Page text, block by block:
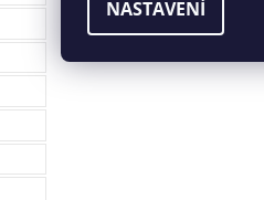
Přidat hodnocení
NASTAVENÍ